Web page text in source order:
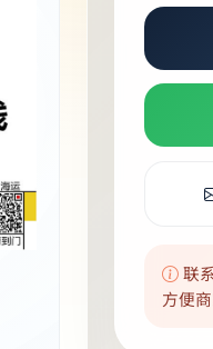
联
方便